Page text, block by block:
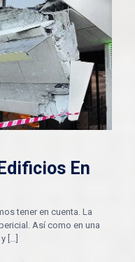
En
tener en cuenta. La
Así como en una
[…]